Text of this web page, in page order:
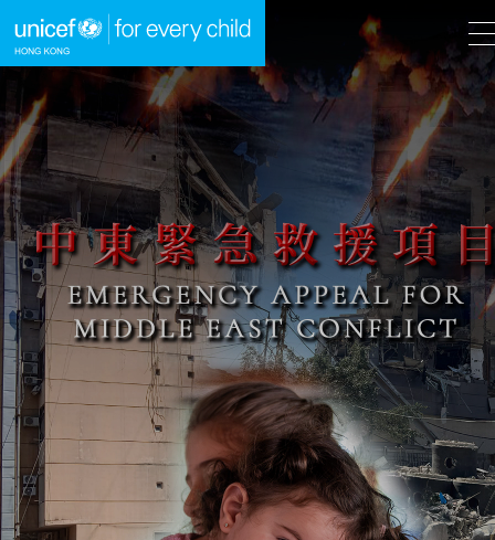
跳到內容（按回車鍵）
A A A 繁
主頁
我們的工作
立即行動
工作成果